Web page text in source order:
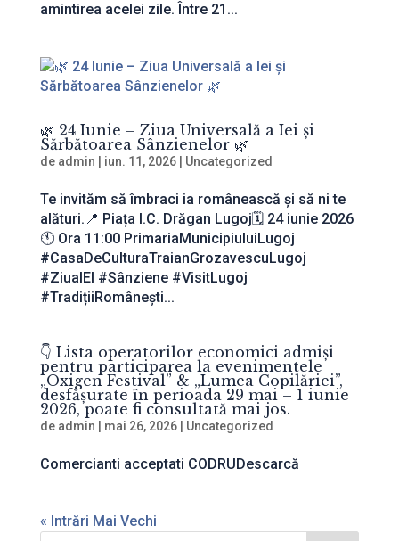
amintirea acelei zile. Între 21...
🌿 24 Iunie – Ziua Universală a Iei și
Sărbătoarea Sânzienelor 🌿
de admin iun. 11, 2026| Uncategorized
Te invităm să îmbraci ia românească și să ni te
alături.📍 Piața I.C. Drăgan Lugoj🗓️ 24 iunie 2026
🕚 Ora 11:00 PrimariaMunicipiuluiLugoj
#CasaDeCulturaTraianGrozavescuLugoj
#ZiuaIEI #Sânziene #VisitLugoj
#TradițiiRomânești...
👇 Lista operatorilor economici admiși
pentru participarea la evenimentele
„Oxigen Festival” & „Lumea Copilăriei”,
desfășurate în perioada 29 mai – 1 iunie
2026, poate fi consultată mai jos.
de admin mai 26, 2026| Uncategorized
Comercianti acceptati CODRUDescarcă
« Intrări Mai Vechi